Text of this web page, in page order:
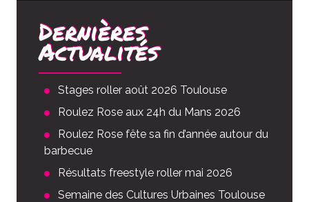
Dernières
Actualités
Stages roller août 2026 Toulouse
Roulez Rose aux 24h du Mans 2026
Roulez Rose fête sa fin d’année autour du
barbecue
Résultats freestyle roller mai 2026
Semaine des Cultures Urbaines Toulouse